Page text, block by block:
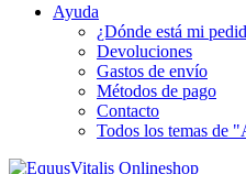
Ayuda
¿Dónde está mi
Devoluciones
Gastos de envío
Métodos de pago
Contacto
Todos los temas de